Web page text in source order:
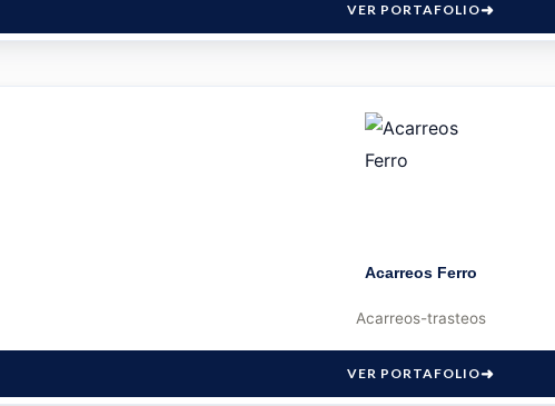
VER PORTAFOLIO
Acarreos Ferro
Acarreos-trasteos
VER PORTAFOLIO